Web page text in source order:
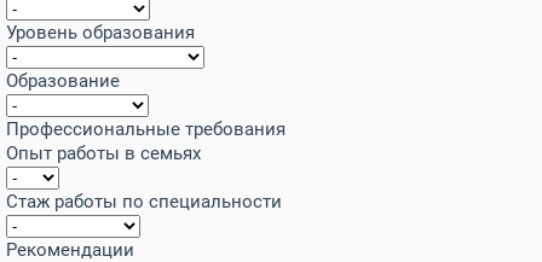
Уровень образования
Образование
Профессиональные требования
Опыт работы в семьях
Стаж работы по специальности
Рекомендации